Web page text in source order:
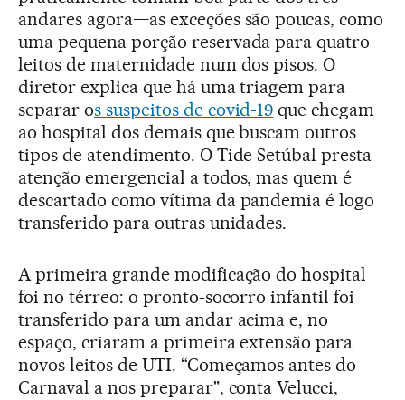
andares agora—as exceções são poucas, como
uma pequena porção reservada para quatro
leitos de maternidade num dos pisos. O
diretor explica que há uma triagem para
separar os suspeitos de covid-19 que chegam
ao hospital dos demais que buscam outros
tipos de atendimento. O Tide Setúbal presta
atenção emergencial a todos, mas quem é
descartado como vítima da pandemia é logo
transferido para outras unidades.
A primeira grande modificação do hospital
foi no térreo: o pronto-socorro infantil foi
transferido para um andar acima e, no
espaço, criaram a primeira extensão para
novos leitos de UTI. “Começamos antes do
Carnaval a nos preparar", conta Velucci,